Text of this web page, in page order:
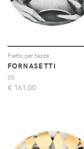
Piatto per tazze
FORNASETTI
OS
€ 161,00